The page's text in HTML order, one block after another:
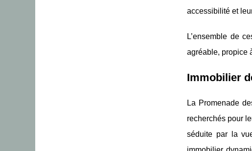
accessibilité et
L’ensemble de
agréable, propice
Immobilier
La Promenade
recherchés pour
séduite par la